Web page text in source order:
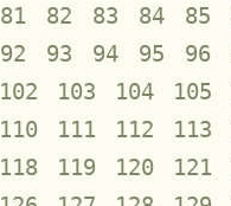
81 82 83 84 85
92 93 94 95 96
102 103 104 105
110 111 112 113
118 119 120 121